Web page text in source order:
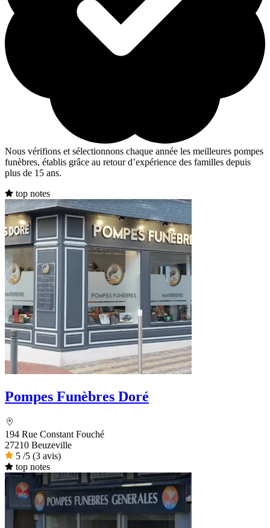
Nous vérifions et sélectionnons chaque année les meilleures pompes
funèbres, établis grâce au retour d’expérience des familles depuis
plus de 15 ans.
top notes
Pompes Funèbres Doré
194 Rue Constant Fouché
27210 Beuzeville
5 /5 (3 avis)
top notes